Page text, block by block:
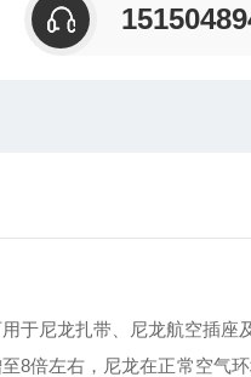
于尼龙扎带、尼龙航空插座
8倍左右，尼龙在正常空气